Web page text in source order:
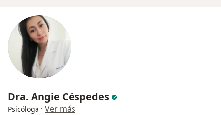
Dra. Angie Céspedes
Psicóloga · Ver más